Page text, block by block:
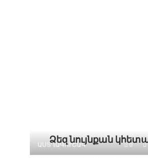
Ձեզ նույնքան
ԱՍՏՂԱԳՈՒՇԱԿ 0